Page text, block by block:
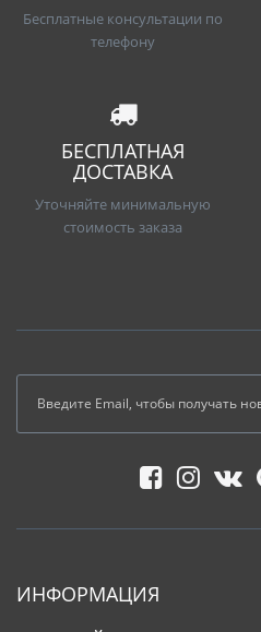
Бесплатные консультации по
телефону
БЕСПЛАТНАЯ
ДОСТАВКА
Уточняйте минимальную
стоимость заказа
ИНФОРМАЦИЯ